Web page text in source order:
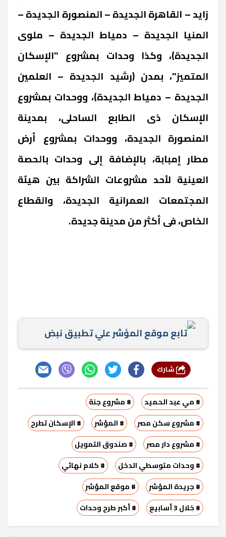
زايد – القاهرة الجديدة – المنصورة الجديدة –
المنيا الجديدة – دمياط الجديدة – ملوى
الجديدة)، وكذا وحدات بمشروع "الإسكان
المتميز"، بمدن (رشيد الجديدة – العلمين
الجديدة – دمياط الجديدة)، ووحدات بمشروع
الإسكان ذى الطابع الساحلى، بمدينة
المنصورة الجديدة، ووحدات بمشروع أرض
مطار إمبابة، بالإضافة إلى وحدات بالحصة
العينية لأحد مشروعات الشراكة بين هيئة
المجتمعات العمرانية الجديدة، والقطاع
الخاص، فى أكثر من مدينة جديدة.
تابع موقع المؤشر علي تطبيق نبض
# مي عبد الحميد
# مشروع جنة
# مشروع سكن مصر
# المؤشر
# الإسكان تطرح
# مشروع دار مصر
# صندوق التمويل
# وحدات متوسطي الدخل
# كلام نهائي
# جريدة المؤشر
# موقع المؤشر
# خلال 3 أسابيع
# أكبر طرح وحدات